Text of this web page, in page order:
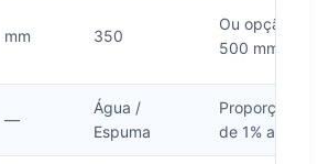
mm 350
Ou opção de
500 mm
—
Água /
Espuma
Proporção
de 1% a 3%